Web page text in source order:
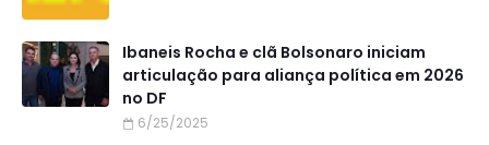
Ibaneis Rocha e clã Bolsonaro iniciam
articulação para aliança política em 2026
no DF
6/25/2025